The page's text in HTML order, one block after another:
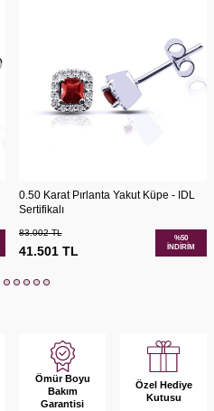
0.50 Karat Pırlanta Yakut Küpe - IDL
Sertifikalı
83.002TL
41.501TL
%50
İNDIRIM
Ömür Boyu
Bakım
Garantisi
Özel Hediye
Kutusu